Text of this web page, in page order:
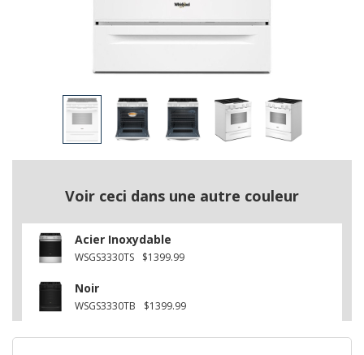
Voir ceci dans une autre couleur
Acier Inoxydable
WSGS3330TS $1399.99
Noir
WSGS3330TB $1399.99